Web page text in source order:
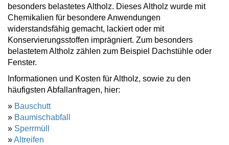
besonders belastetes Altholz. Dieses Altholz wurde mit
Chemikalien für besondere Anwendungen
widerstandsfähig gemacht, lackiert oder mit
Konservierungsstoffen imprägniert. Zum besonders
belastetem Altholz zählen zum Beispiel Dachstühle oder
Fenster.
Informationen und Kosten für Altholz, sowie zu den
häufigsten Abfallanfragen, hier:
» Bauschutt
» Baumischabfall
» Sperrmüll
»Altreifen